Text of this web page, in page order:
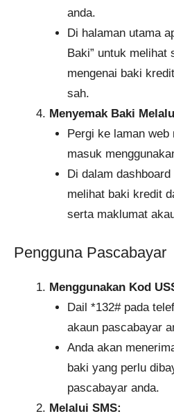
anda.
Di halaman utama
Baki” untuk melihat
mengenai baki
sah.
Menyemak Baki
Pergi ke laman
masuk
Di dalam
melihat baki kredit
serta maklumat
Pengguna Pascabayar
Menggunakan Kod
Dail *132# pada
akaun pascabayar
Anda akan
baki yang perlu
pascabayar anda.
Melalui SMS: